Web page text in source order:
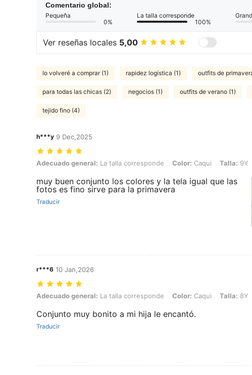
Comentario global:
Pequeña
0%
La talla corresponde
100%
Ver reseñas locales 5,00
lo volveré a comprar (1) rapidez logística (1) outfits de
para todas las chicas (2) negocios (1) outfits de verano (1)
tejido fino (4)
h***y 9 Dec,2025
Adecuado general: La talla corresponde, Color: Caqui, Talla: 9Y
Adecuado general: La talla corresponde Color: Caqui Talla: 9Y
muy buen conjunto los colores y la tela igual que las
fotos es fino sirve para la primavera
Traducir
r***6 10 Jan,2026
Adecuado general: La talla corresponde, Color: Caqui, Talla: 8Y
Adecuado general: La talla corresponde Color: Caqui Talla: 8Y
Conjunto muy bonito a mi hija le encantó.
Traducir